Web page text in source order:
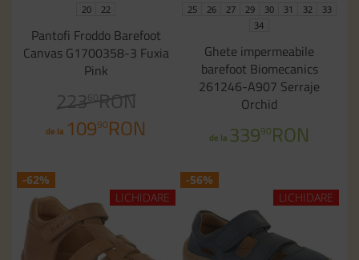
20 22
Pantofi Froddo Barefoot
Canvas G1700358-3 Fuxia
Pink
223 60RON
de la 10990RON
25 26 27 29 30 31 32
33
34
Ghete impermeabile
barefoot Biomecanics
261246-A907 Serraje
Orchid
de la 33990RON
-62%
LICHIDARE
-56%
LICHIDARE